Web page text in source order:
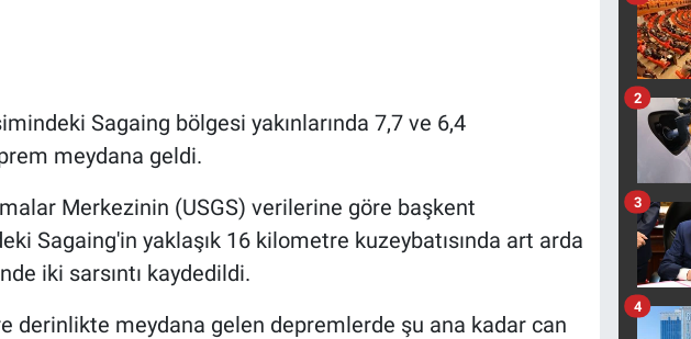
Sagaing bölgesi yakınlarında 7,7 ve 6,4
meydana geldi.
Merkezinin (USGS) verilerine göre başkent
Sagaing'in yaklaşık 16 kilometre kuzeybatısında art arda
iki sarsıntı kaydedildi.
derinlikte meydana gelen depremlerde şu ana kadar can
2
3
4